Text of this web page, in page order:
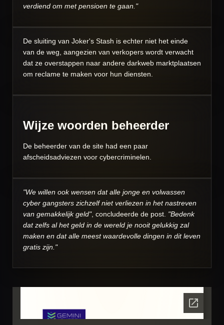
verdiend om met pensioen te gaan."
De sluiting van Joker's Stash is echter niet het einde
van de weg, aangezien van verkopers wordt verwacht
dat ze overstappen naar andere darkweb marktplaatsen
om reclame te maken voor hun diensten.
Wijze woorden beheerder
De beheerder van de site had een paar
afscheidsadviezen voor cybercriminelen.
"We willen ook wensen dat alle jonge en volwassen
cyber gangsters zichzelf niet verliezen in het nastreven
van gemakkelijk geld", concludeerde de post. "Bedenk
dat zelfs al het geld in de wereld je nooit gelukkig zal
maken en dat alle meest waardevolle dingen in dit leven
gratis zijn."